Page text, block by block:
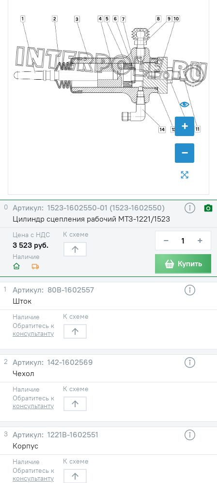
+
−
1 2 3 4 5 6 7 8 9 10
11
13
14
0
1523-1602550-01 (1523-1602550)
Цилиндр сцепления рабочий МТЗ-1221/1523
Наличие
Цена с НДС
3 523 руб.
К схеме − +
Купить
1
80В-1602557
Шток
Наличие
Обратитесь к
консультанту
К схеме
2
142-1602569
Чехол
Наличие
Обратитесь к
консультанту
К схеме
3
1221В-1602551
Корпус
Наличие
Обратитесь к
консультанту
К схеме